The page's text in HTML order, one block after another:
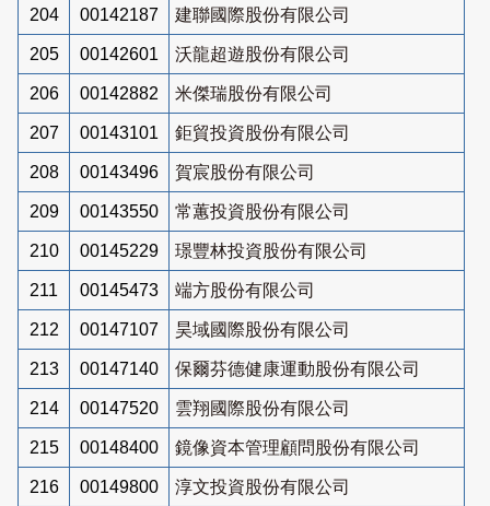
204 00142187 建聯國際股份有限公司
205 00142601 沃龍超遊股份有限公司
206 00142882 米傑瑞股份有限公司
207 00143101 鉅貿投資股份有限公司
208 00143496 賀宸股份有限公司
209 00143550 常蕙投資股份有限公司
210 00145229 璟豐林投資股份有限公司
211 00145473 端方股份有限公司
212 00147107 昊域國際股份有限公司
213 00147140 保爾芬德健康運動股份有限公司
214 00147520 雲翔國際股份有限公司
215 00148400 鏡像資本管理顧問股份有限公司
216 00149800 淳文投資股份有限公司